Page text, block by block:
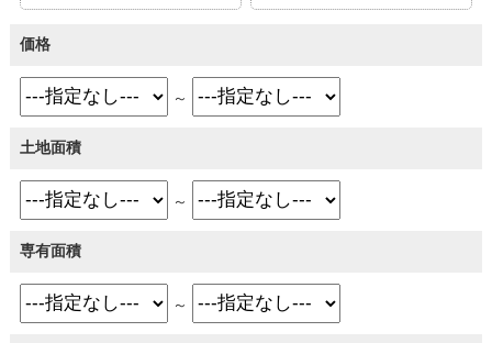
価格
～
土地面積
～
専有面積
～